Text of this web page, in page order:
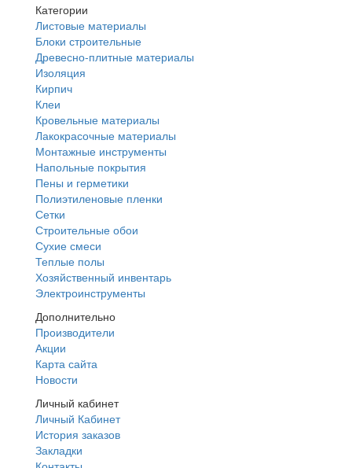
Категории
Листовые материалы
Блоки строительные
Древесно-плитные материалы
Изоляция
Кирпич
Клеи
Кровельные материалы
Лакокрасочные материалы
Монтажные инструменты
Напольные покрытия
Пены и герметики
Полиэтиленовые пленки
Сетки
Строительные обои
Сухие смеси
Теплые полы
Хозяйственный инвентарь
Электроинструменты
Дополнительно
Производители
Акции
Карта сайта
Новости
Личный кабинет
Личный Кабинет
История заказов
Закладки